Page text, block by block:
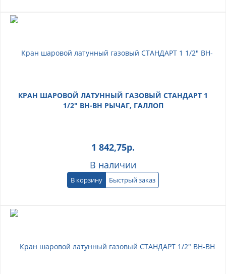
КРАН ШАРОВОЙ ЛАТУННЫЙ ГАЗОВЫЙ СТАНДАРТ 1
1/2" ВН-ВН РЫЧАГ, ГАЛЛОП
1 842,75р.
В наличии
В корзину Быстрый заказ